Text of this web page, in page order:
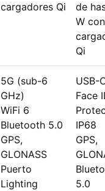
cargadores Qi
de
W con
Qi
5G (sub-6
GHz)
WiFi 6
Bluetooth 5.0
GPS,
GLONASS
Puerto
Lighting
USB-
Face
IP68
GPS,
5.0